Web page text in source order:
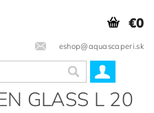
eshop@aquascaperi.sk
€0
GLASS L 20